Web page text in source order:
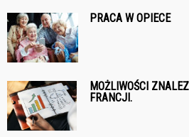
PRACA W OPIECE
MOŻLIWOŚCI
FRANCJI.